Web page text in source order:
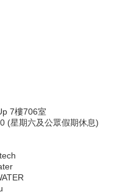
7樓706室
(星期六及公眾假期休息)